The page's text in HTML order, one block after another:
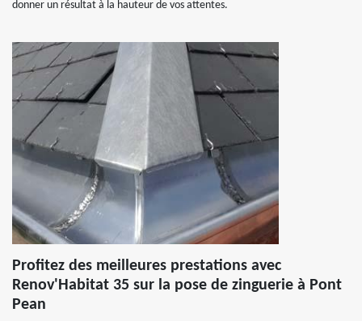
donner un résultat à la hauteur de vos attentes.
Profitez des meilleures prestations avec
Renov'Habitat 35 sur la pose de zinguerie à Pont
Pean